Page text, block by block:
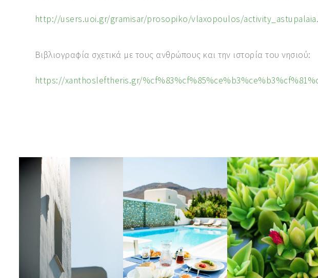
http://users.uoi.gr/gramisar/prosopiko/vlaxopoulos/
Βιβλιογραφία σχετικά με τους ανθρώπους και την ιστορία του νησιού:
https://xanthosleftheris.gr/